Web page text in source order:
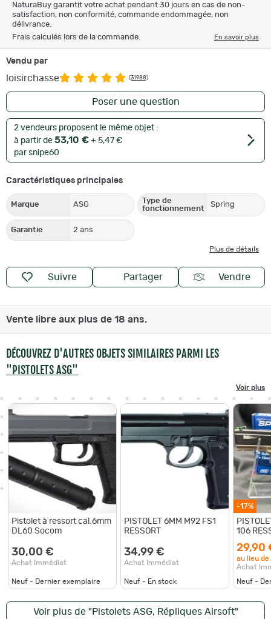
NaturaBuy garantit votre achat pendant 30 jours en cas de non-
satisfaction, non conformité, commande endommagée, non
délivrance.
Frais calculés lors de la commande.
En savoir plus
Vendu par
loisirchasse (31988)
Poser une question
2 vendeurs proposent le même objet :
à partir de 53,10 € + 5,47 €
par snipe60
Caractéristiques principales
Marque ASG
Type de
fonctionnement
Spring
Garantie 2 ans
Plus de détails
Suivre Partager Vendre
Vente libre aux plus de 18 ans.
DÉCOUVREZ D'AUTRES OBJETS SIMILAIRES PARMI LES
"PISTOLETS ASG"
Voir plus
Pistolet à ressort cal.6mm
DL60 Socom
30,00 €
Achat Immédiat
Neuf - Dernier exemplaire
PISTOLET 6MM M92 FS1
RESSORT
34,99 €
Achat Immédiat
Neuf - En stock
-17%
106
29,90
au lieu de
Achat
Neuf -
Voir plus de "Pistolets ASG, Répliques Airsoft"